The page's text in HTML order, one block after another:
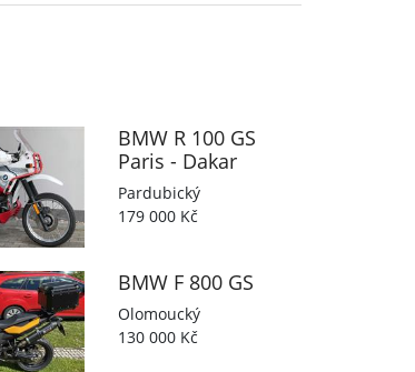
BMW R 100 GS
Paris - Dakar
Pardubický
179 000 Kč
BMW F 800 GS
Olomoucký
130 000 Kč